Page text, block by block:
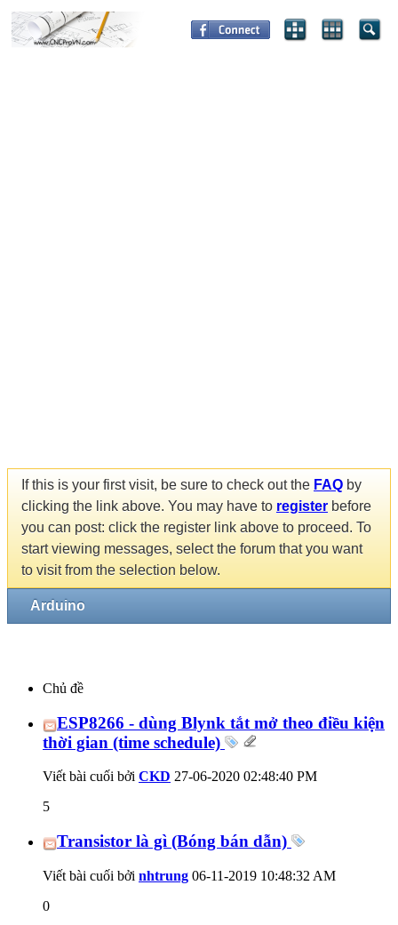
If this is your first visit, be sure to check out the FAQ by
clicking the link above. You may have to register before
you can post: click the register link above to proceed. To
start viewing messages, select the forum that you want
to visit from the selection below.
Arduino
Chủ đề
ESP8266 - dùng Blynk tắt mở theo điều kiện
thời gian (time schedule)
Viết bài cuối bởi CKD 27-06-2020 02:48:40 PM
5
Transistor là gì (Bóng bán dẫn)
Viết bài cuối bởi nhtrung 06-11-2019 10:48:32 AM
0